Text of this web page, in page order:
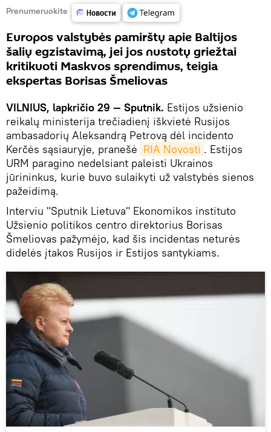
Prenumeruokite
Europos valstybės pamirštų apie Baltijos
šalių egzistavimą, jei jos nustotų griežtai
kritikuoti Maskvos sprendimus, teigia
ekspertas Borisas Šmeliovas
VILNIUS, lapkričio 29 — Sputnik. Estijos užsienio
reikalų ministerija trečiadienį iškvietė Rusijos
ambasadorių Aleksandrą Petrovą dėl incidento
Kerčės sąsiauryje, pranešė RIA Novosti . Estijos
URM paragino nedelsiant paleisti Ukrainos
jūrininkus, kurie buvo sulaikyti už valstybės sienos
pažeidimą.
Interviu "Sputnik Lietuva" Ekonomikos instituto
Užsienio politikos centro direktorius Borisas
Šmeliovas pažymėjo, kad šis incidentas neturės
didelės įtakos Rusijos ir Estijos santykiams.